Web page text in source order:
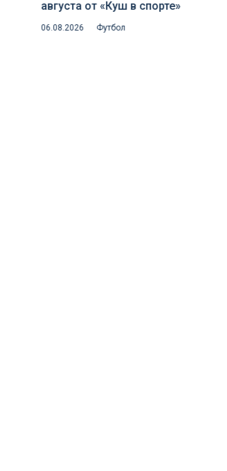
августа от «Куш в спорте»
06.08.2026 Футбол